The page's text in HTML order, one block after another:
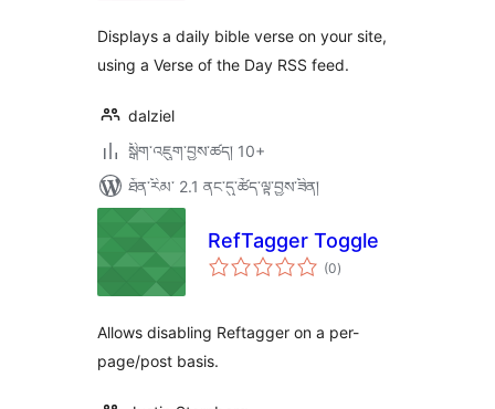
Displays a daily bible verse on your site,
using a Verse of the Day RSS feed.
dalziel
སྒྲིག་འཇུག་བྱས་ཚད། 10+
ཐོན་རིམ་ 2.1 ནང་དུ་ཚོད་ལྟ་བྱས་ཟིན།
RefTagger Toggle
(0གདེང་
འཇོག་
)
Allows disabling Reftagger on a per-
page/post basis.